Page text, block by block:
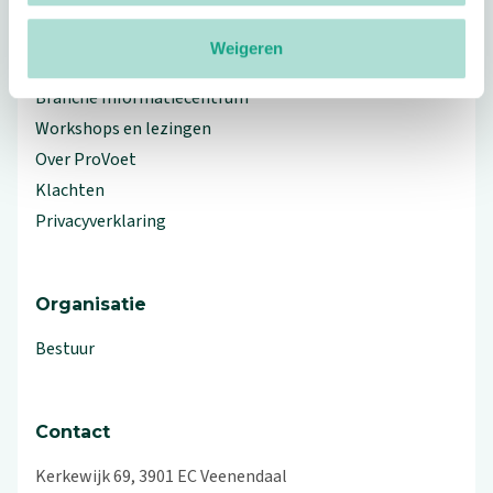
Weigeren
Branche Informatiecentrum
Workshops en lezingen
Over ProVoet
Klachten
Privacyverklaring
Organisatie
Bestuur
Contact
Kerkewijk 69, 3901 EC Veenendaal